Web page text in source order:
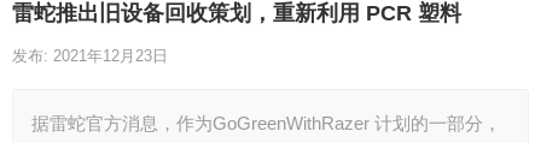
雷蛇推出旧设备回收策划，重新利用 PCR 塑料
发布: 2021年12月23日
据雷蛇官方消息，作为GoGreenWithRazer 计划的一部分，